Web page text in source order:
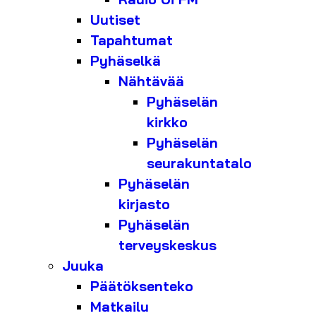
Uutiset
Tapahtumat
Pyhäselkä
Nähtävää
Pyhäselän
kirkko
Pyhäselän
seurakuntatalo
Pyhäselän
kirjasto
Pyhäselän
terveyskeskus
Juuka
Päätöksenteko
Matkailu